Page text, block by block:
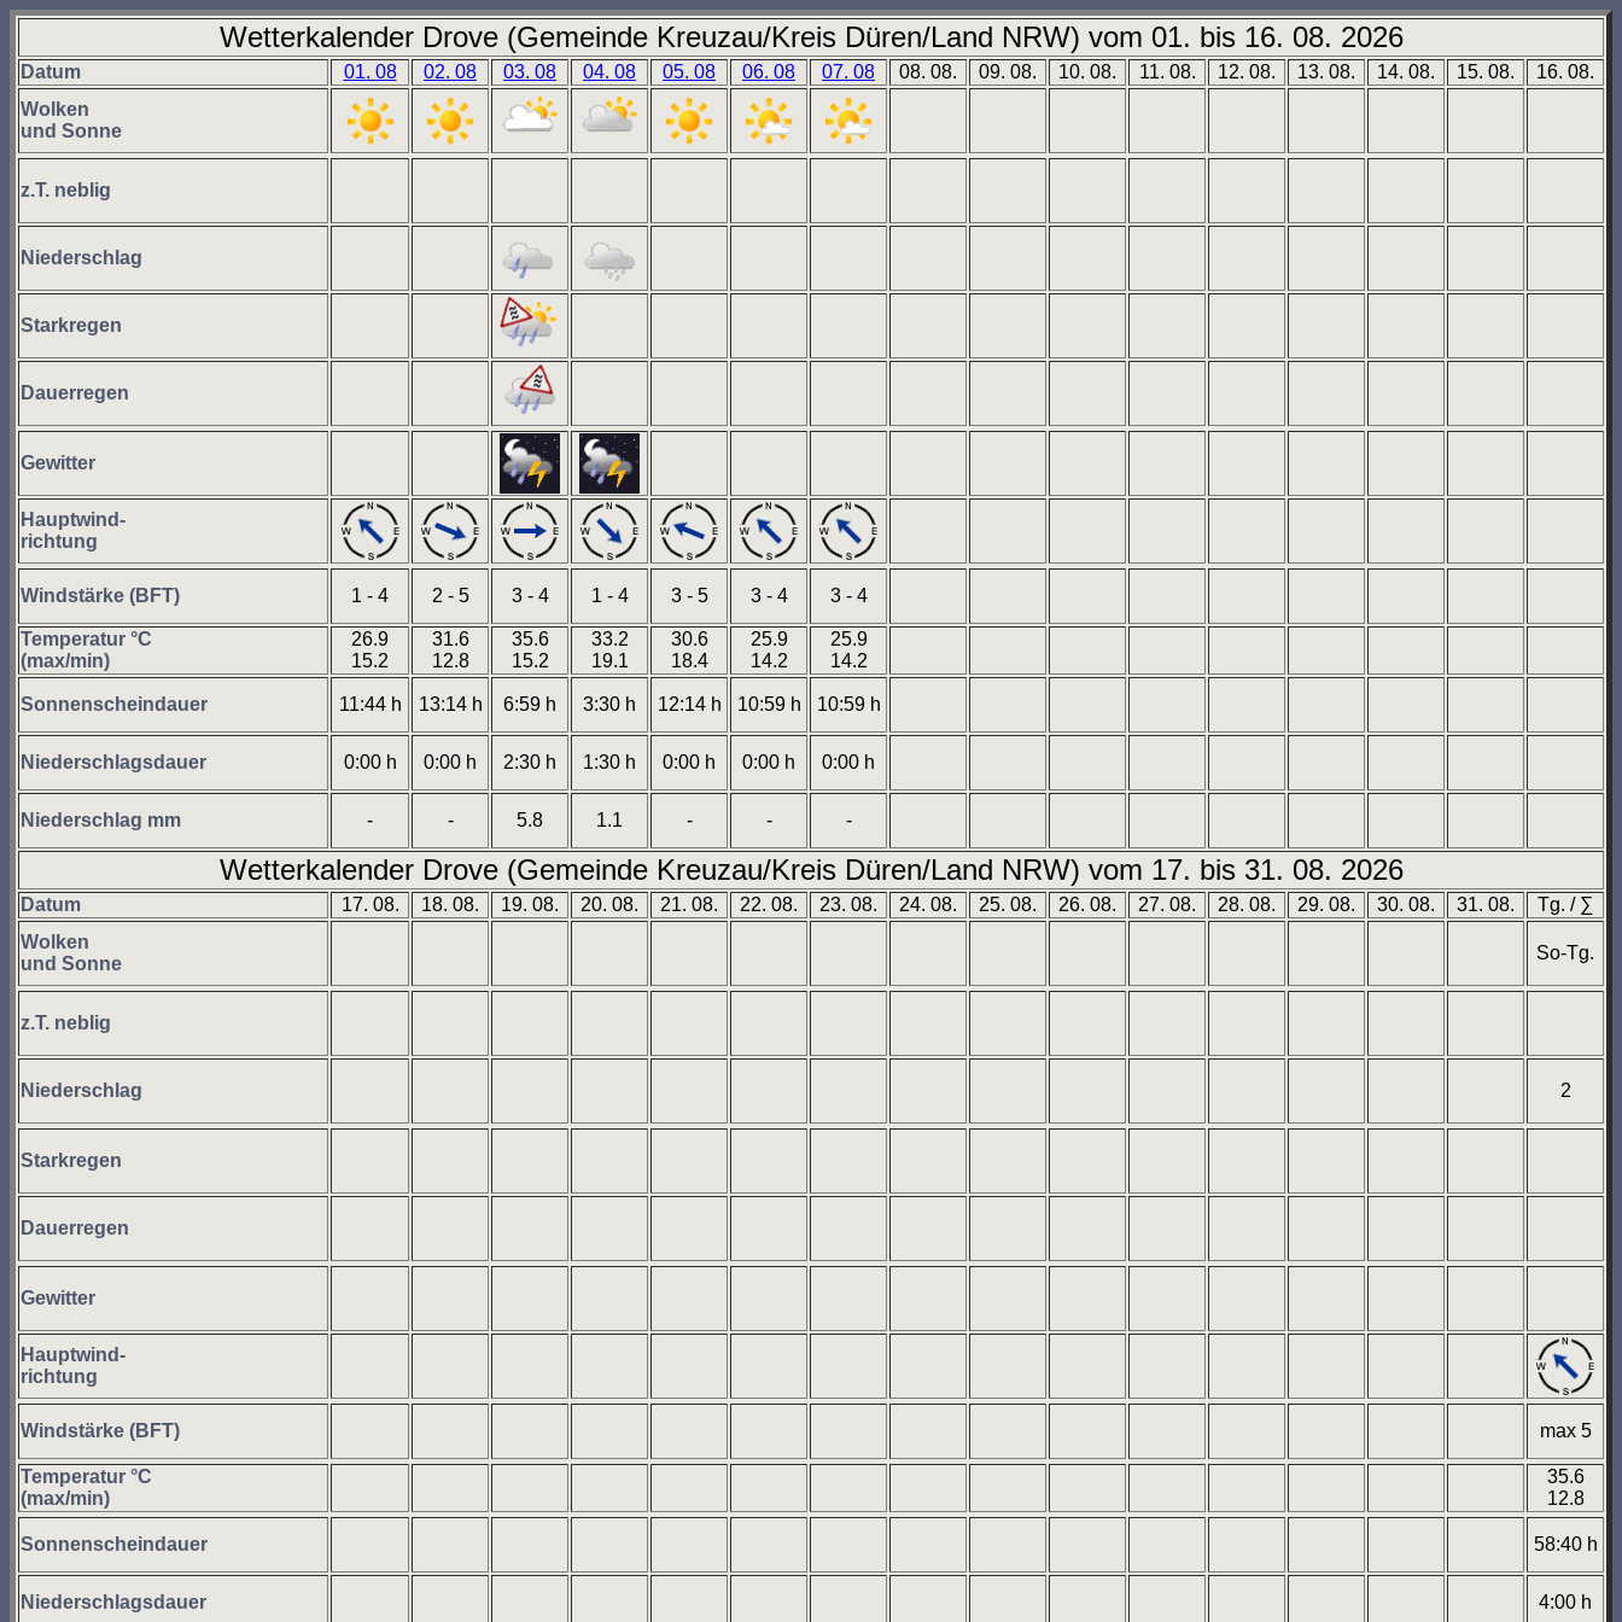
Wetterkalender Drove (Gemeinde Kreuzau/Kreis Düren/Land NRW) vom 01. bis 16. 08. 2026
Datum 01. 08 02. 08 03. 08 04. 08 05. 08 06. 08 07. 08 08. 08. 09. 08. 10. 08. 11. 08. 12. 08. 13. 08. 14. 08. 15. 08.
16. 08.
Wolken
und Sonne
z.T. neblig
Niederschlag
Starkregen
Dauerregen
Gewitter
Hauptwind-
richtung
Windstärke (BFT) 1 - 4 2 - 5 3 - 4 1 - 4 3 - 5 3 - 4 3 - 4
Temperatur °C
(max/min)
26.9
15.2
31.6
12.8
35.6
15.2
33.2
19.1
30.6
18.4
25.9
14.2
25.9
14.2
Sonnenscheindauer 11:44 h 13:14 h 6:59 h 3:30 h 12:14 h 10:59 h 10:59 h
Niederschlagsdauer 0:00 h 0:00 h 2:30 h 1:30 h 0:00 h 0:00 h 0:00 h
Niederschlag mm - - 5.8 1.1 - - -
Wetterkalender Drove (Gemeinde Kreuzau/Kreis Düren/Land NRW) vom 17. bis 31. 08. 2026
Datum 17. 08. 18. 08. 19. 08. 20. 08. 21. 08. 22. 08. 23. 08. 24. 08. 25. 08. 26. 08. 27. 08. 28. 08. 29. 08. 30. 08. 31. 08.
Tg. / ∑
Wolken
und Sonne
So-Tg.
z.T. neblig
Niederschlag 2
Starkregen
Dauerregen
Gewitter
Hauptwind-
richtung
Windstärke (BFT) max 5
Temperatur °C
(max/min)
35.6
12.8
Sonnenscheindauer 58:40 h
Niederschlagsdauer 4:00 h